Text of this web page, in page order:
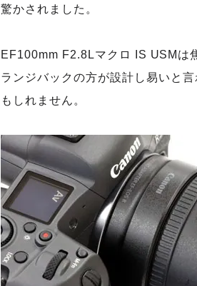
驚かされました。
EF100mm F2.8Lマクロ IS USMは
ランジバックの方が設計し易いと
もしれません。